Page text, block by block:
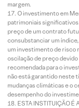
margem.
O investimento em
patrimoniais
preço de um contrato
consubstanciar um
um investimento de risco
oscilação de preço
recomendada para o
não está garantido neste
mudanças climáticas e o
desempenho do
ESTA INSTITUIÇÃO É